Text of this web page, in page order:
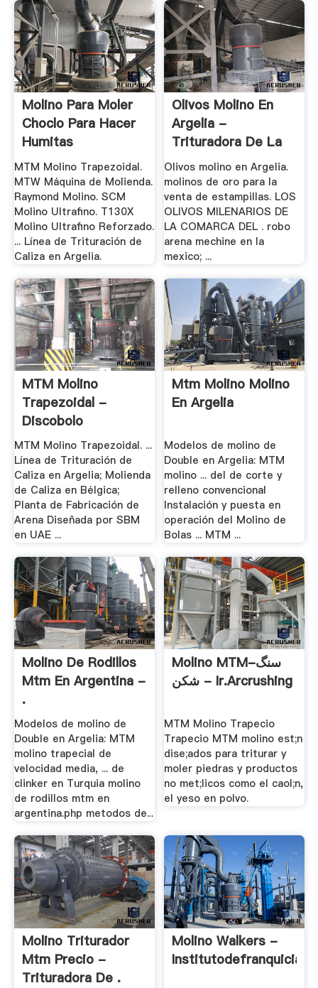
Molino Para Moler
Choclo Para Hacer
Humitas
MTM Molino Trapezoidal.
MTW Máquina de Molienda.
Raymond Molino. SCM
Molino Ultrafino. T130X
Molino Ultrafino Reforzado.
... Línea de Trituración de
Caliza en Argelia.
Olivos Molino En
Argelia -
Trituradora De La
Planta .
Olivos molino en Argelia.
molinos de oro para la
venta de estampillas. LOS
OLIVOS MILENARIOS DE
LA COMARCA DEL . robo
arena mechine en la
mexico; ...
MTM Molino
Trapezoidal -
Discobolo
MTM Molino Trapezoidal. ...
Línea de Trituración de
Caliza en Argelia; Molienda
de Caliza en Bélgica;
Planta de Fabricación de
Arena Diseñada por SBM
en UAE ...
Mtm Molino Molino
En Argelia
Modelos de molino de
Double en Argelia: MTM
molino ... del de corte y
relleno convencional
Instalación y puesta en
operación del Molino de
Bolas ... MTM ...
Molino De Rodillos
Mtm En Argentina -
.
Modelos de molino de
Double en Argelia: MTM
molino trapecial de
velocidad media, ... de
clinker en Turquia molino
de rodillos mtm en
argentina.php metodos de...
Molino MTM-سنگ
شکن - Ir.arcrushing
MTM Molino Trapecio
Trapecio MTM molino est;n
dise;ados para triturar y
moler piedras y productos
no met;licos como el caol;n,
el yeso en polvo.
Molino Triturador
Mtm Precio -
Trituradora De .
Molino Walkers -
Institutodefranquicias